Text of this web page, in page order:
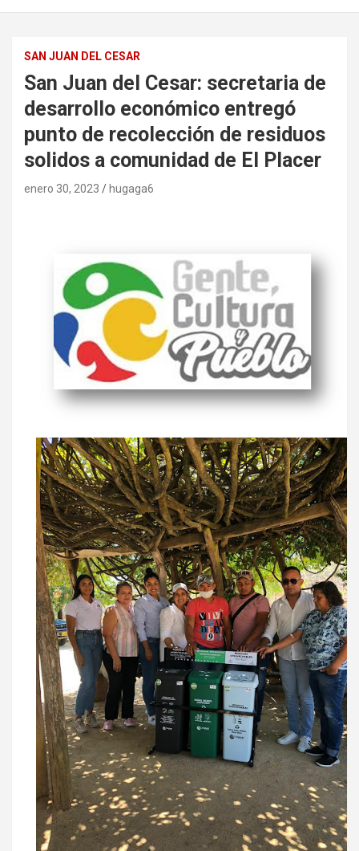
SAN JUAN DEL CESAR
San Juan del Cesar: secretaria de
desarrollo económico entregó
punto de recolección de residuos
solidos a comunidad de El Placer
enero 30, 2023 hugaga6